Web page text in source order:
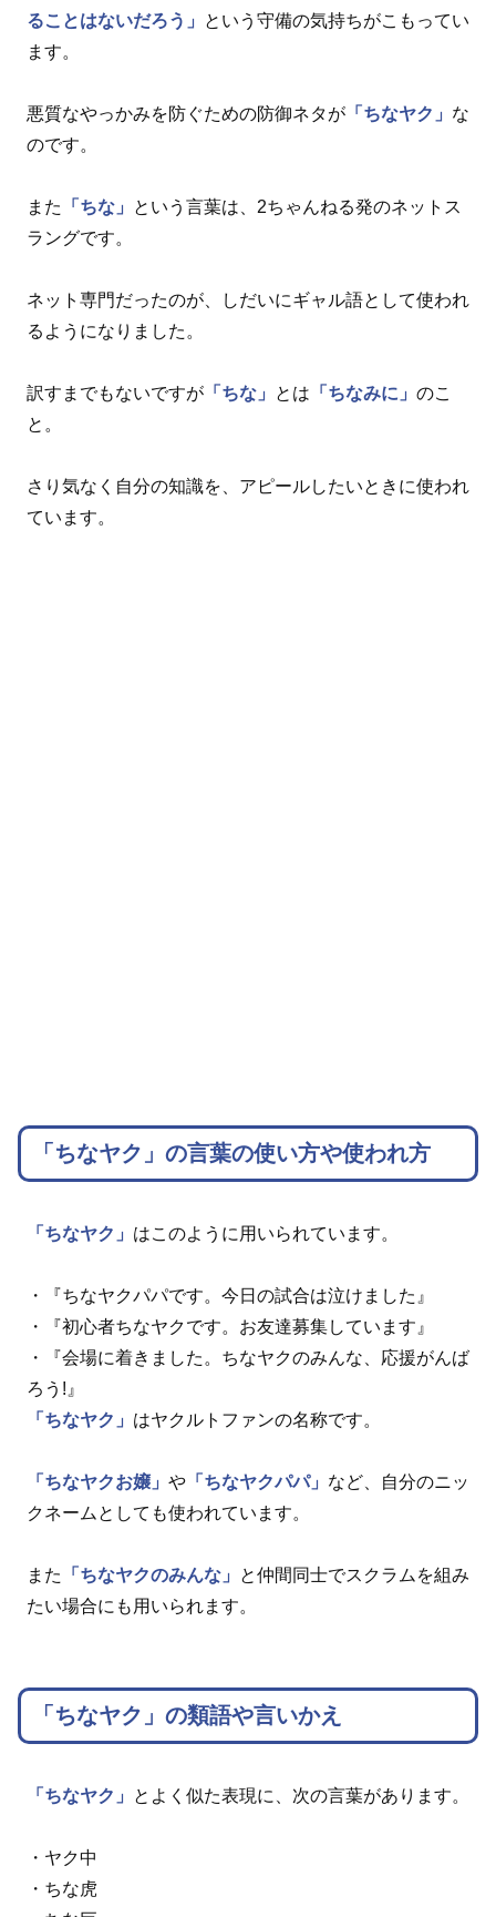
ることはないだろう」
という守備の気持ちがこもってい
ます。
悪質なやっかみを防ぐための防御ネタが 「ちなヤク」 な
のです。
また 「ちな」
という言葉は、2ちゃんねる発のネットス
ラングです。
ネット専門だったのが、しだいにギャル語として使われ
るようになりました。
訳すまでもないですが 「ちな」 とは 「ちなみに」 のこ
と。
さり気なく自分の知識を、アピールしたいときに使われ
ています。
「ちなヤク」の言葉の使い方や使われ方
「ちなヤク」 はこのように用いられています。
・『ちなヤクパパです。今日の試合は泣けました』
・『初心者ちなヤクです。お友達募集しています』
・『会場に着きました。ちなヤクのみんな、応援がんば
ろう!』
「ちなヤク」 はヤクルトファンの名称です。
「ちなヤクお嬢」 や 「ちなヤクパパ」 など、自分のニッ
クネームとしても使われています。
また 「ちなヤクのみんな」
と仲間同士でスクラムを組み
たい場合にも用いられます。
「ちなヤク」の類語や言いかえ
「ちなヤク」 とよく似た表現に、次の言葉があります。
・ヤク中
・ちな虎